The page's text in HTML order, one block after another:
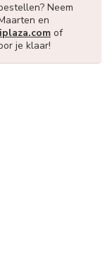
Neem
en
of
je klaar!